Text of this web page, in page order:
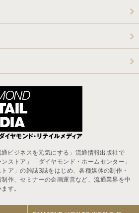
ビジネスを元気にする」流通情報出版社で
ストア」「ダイヤモンド・ホームセンター」
ア」の雑誌3誌をはじめ、各種媒体の制作・
作、セミナーの企画運営など、流通業界を中
す。